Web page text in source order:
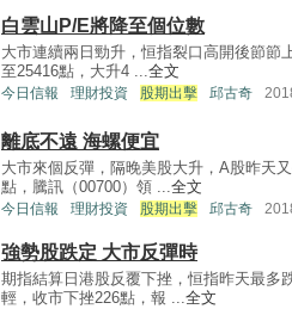
白雲山P/E將降至個位數
大市連續兩日勁升，恒指裂口高開後節節
至25416點，大升4 ...全文
今日信報 理財投資 股期出擊 邱古奇
離底不遠 海螺便宜
大市來個反彈，隔晚美股大升，A股昨天
點，騰訊（00700）領 ... 全文
今日信報 理財投資 股期出擊 邱古奇
強勢股跌定 大市反彈時
期指結算日港股反覆下挫，恒指昨天最多
輕，收市下挫226點，報 ...全文